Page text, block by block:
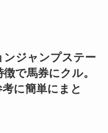
ンジャンプステー
で馬券にクル。
に簡単にまと